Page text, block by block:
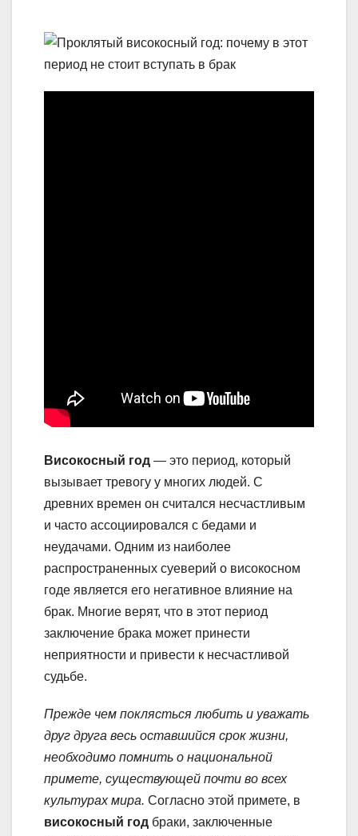
Високосный год — это период, который
вызывает тревогу у многих людей. С
древних времен он считался несчастливым
и часто ассоциировался с бедами и
неудачами. Одним из наиболее
распространенных суеверий о високосном
годе является его негативное влияние на
брак. Многие верят, что в этот период
заключение брака может принести
неприятности и привести к несчастливой
судьбе.
Прежде чем поклясться любить и уважать
друг друга весь оставшийся срок жизни,
необходимо помнить о национальной
примете, существующей почти во всех
культурах мира. Согласно этой примете, в
високосный год браки, заключенные